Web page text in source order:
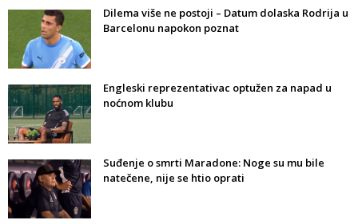
Dilema više ne postoji – Datum dolaska Rodrija u
Barcelonu napokon poznat
Engleski reprezentativac optužen za napad u
noćnom klubu
Suđenje o smrti Maradone: Noge su mu bile
natečene, nije se htio oprati